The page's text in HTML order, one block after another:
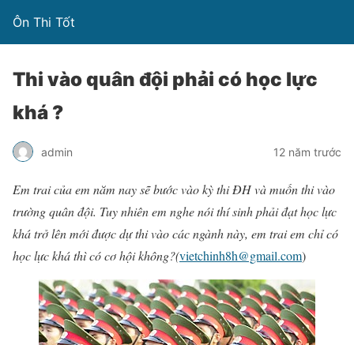
Ôn Thi Tốt
Thi vào quân đội phải có học lực
khá ?
admin 12 năm trước
Em trai của em năm nay sẽ bước vào kỳ thi ĐH và muốn thi vào
trường quân đội. Tuy nhiên em nghe nói thí sinh phải đạt học lực
khá trở lên mới được dự thi vào các ngành này, em trai em chỉ có
học lực khá thì có cơ hội không?(vietchinh8h@gmail.com)